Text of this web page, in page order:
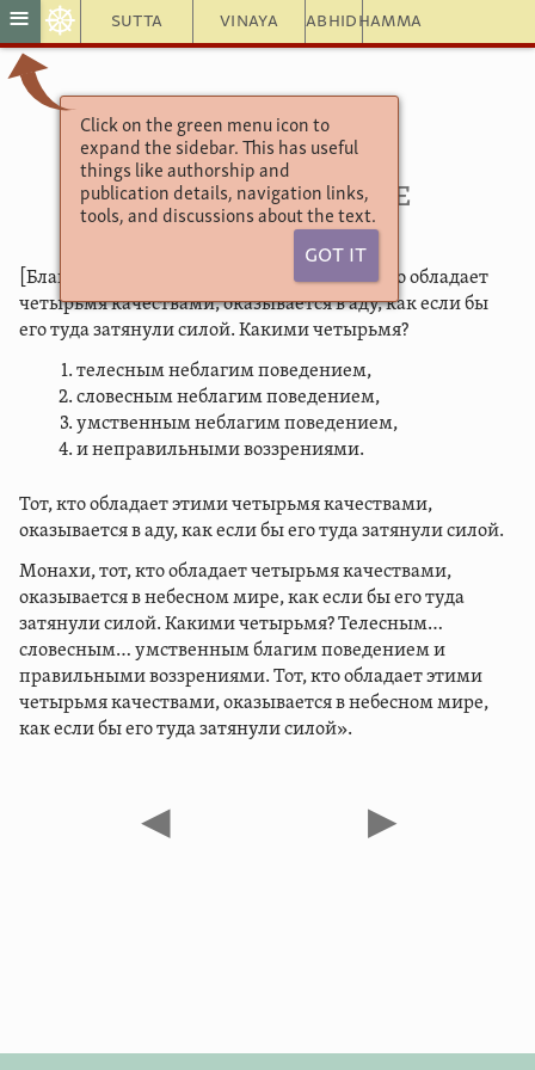
Sutta Vinaya Abhidhamma
≡ ☸
Click on the green menu icon to
expand the sidebar. This has useful
things like authorship and
publication details, navigation links,
tools, and discussions about the text.
Got It
Ангуттара Никая
Париса сутта
4.212. Собрание
[Благословенный сказал]: «Монахи, тот, кто обладает
четырьмя качествами, оказывается в аду, как если бы
его туда затянули силой. Какими четырьмя?
телесным неблагим поведением,
словесным неблагим поведением,
умственным неблагим поведением,
и неправильными воззрениями.
Тот, кто обладает этими четырьмя качествами,
оказывается в аду, как если бы его туда затянули силой.
Монахи, тот, кто обладает четырьмя качествами,
оказывается в небесном мире, как если бы его туда
затянули силой. Какими четырьмя? Телесным…
словесным… умственным благим поведением и
правильными воззрениями. Тот, кто обладает этими
четырьмя качествами, оказывается в небесном мире,
как если бы его туда затянули силой».
◀ ▶